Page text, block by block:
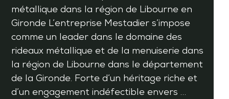
métallique dans la région de Libourne en
Gironde L’entreprise Mestadier s’impose
comme un leader dans le domaine des
rideaux métallique et de la menuiserie dans
la région de Libourne dans le département
de la Gironde. Forte d’un héritage riche et
d’un engagement indéfectible envers …